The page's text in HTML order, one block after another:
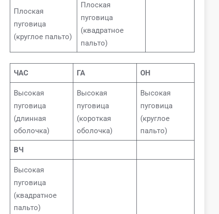
Плоская
пуговица
(круглое пальто)
Плоская
пуговица
(квадратное
пальто)
ЧАС ГА ОН
Высокая
пуговица
(длинная
оболочка)
Высокая
пуговица
(короткая
оболочка)
Высокая
пуговица
(круглое
пальто)
ВЧ
Высокая
пуговица
(квадратное
пальто)